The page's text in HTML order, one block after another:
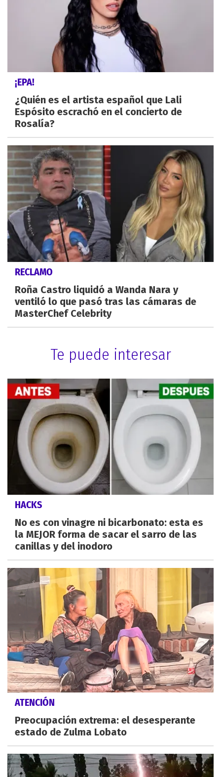
¡EPA!
¿Quién es el artista español que Lali
Espósito escrachó en el concierto de
Rosalía?
RECLAMO
Roña Castro liquidó a Wanda Nara y
ventiló lo que pasó tras las cámaras de
MasterChef Celebrity
Te puede interesar
HACKS
No es con vinagre ni bicarbonato: esta es
la MEJOR forma de sacar el sarro de las
canillas y del inodoro
ATENCIÓN
Preocupación extrema: el desesperante
estado de Zulma Lobato